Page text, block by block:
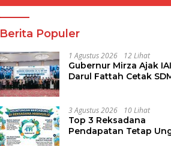
Berita Populer
1 Agustus 2026 12 Lihat
Gubernur Mirza Ajak IAI
Darul Fattah Cetak
3 Agustus 2026 10 Lihat
Top 3 Reksadana
Pendapatan Tetap